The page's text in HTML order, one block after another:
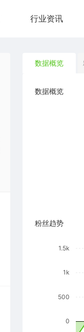
行业资讯
数据概览
数据概览
粉丝趋势